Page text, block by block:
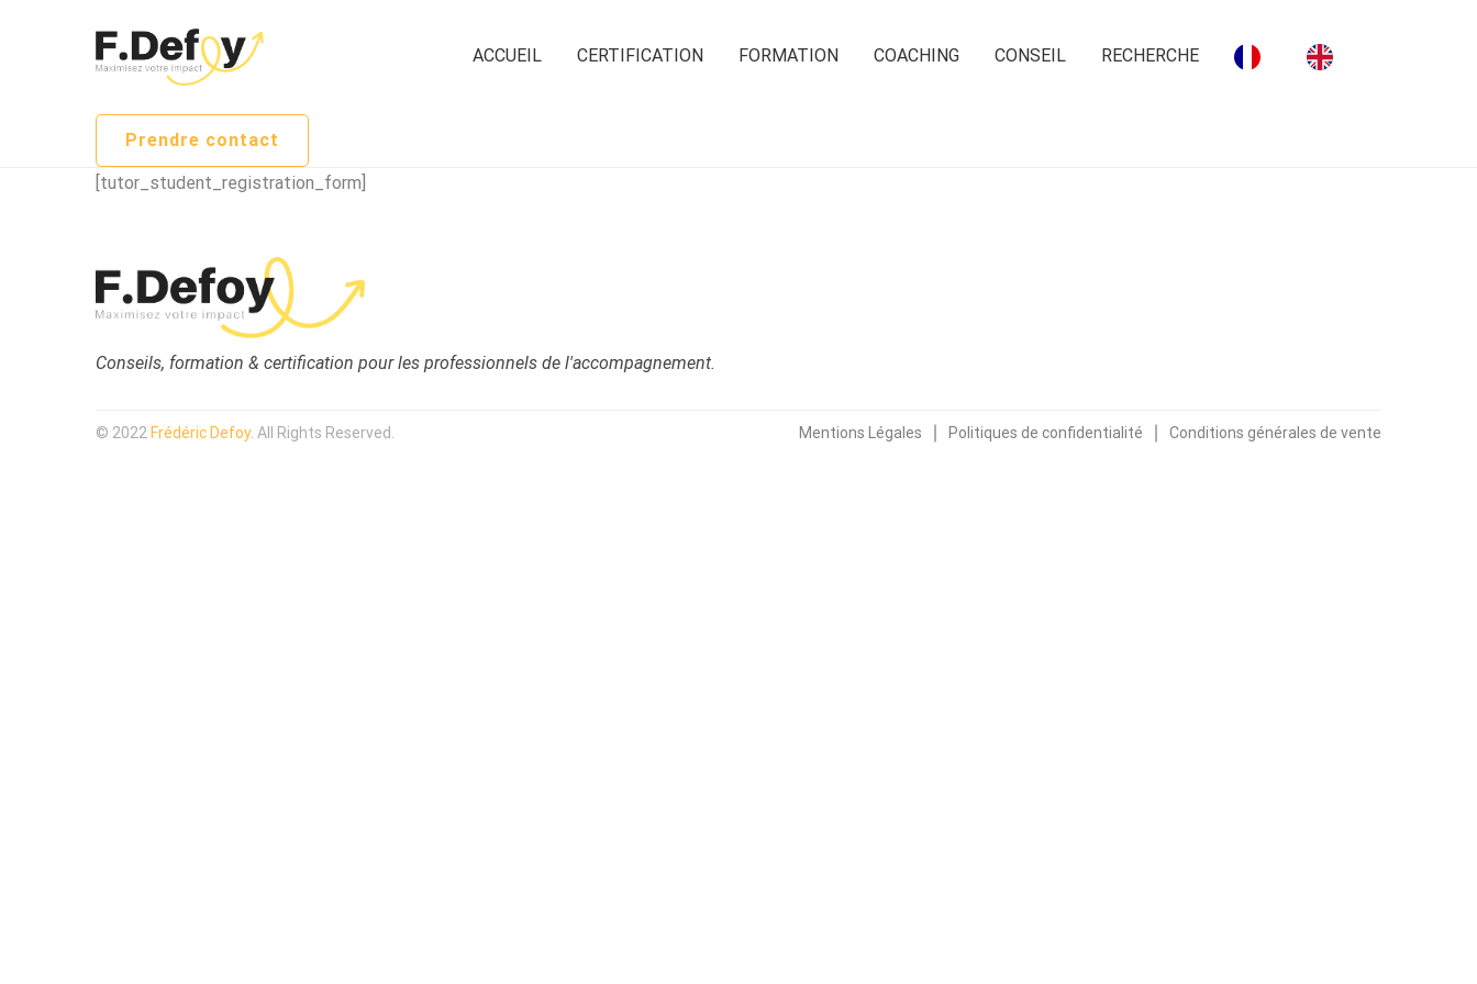
ACCUEIL CERTIFICATION FORMATION COACHING CONSEIL RECHERCHE
Prendre contact
[tutor_student_registration_form]
Conseils, formation & certification pour les professionnels de l'accompagnement.
© 2022 Frédéric Defoy. All Rights Reserved. Mentions Légales Politiques de confidentialité Conditions générales de vente